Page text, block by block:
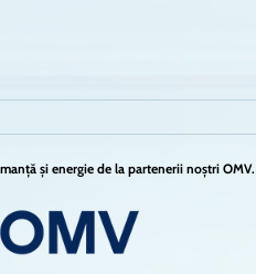
și energie de la partenerii noștri OMV.